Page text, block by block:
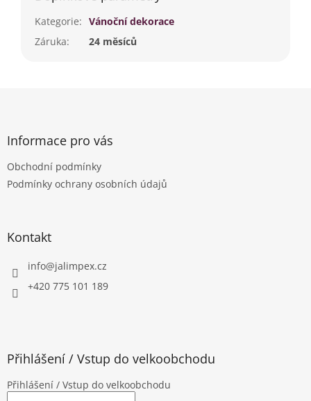
Kategorie: Vánoční dekorace
Záruka: 24 měsíců
Informace pro vás
Obchodní podmínky
Podmínky ochrany osobních údajů
Kontakt
info@jalimpex.cz
+420 775 101 189
Přihlášení / Vstup do velkoobchodu
Přihlášení / Vstup do velkoobchodu